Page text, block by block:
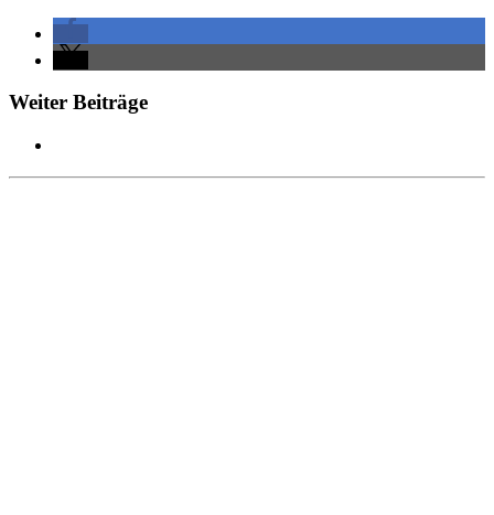
Weiter Beiträge